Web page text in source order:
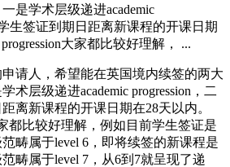
是学术层级递进academic
生签证到期日距离新课程的开课日期
大家都比较好理解， ...
人，希望能在英国境内续签的两大
术层级递进academic progression，二
离新课程的开课日期在28天以内。
家都比较好理解，例如目前学生签证是
畴属于level 6，即将续签的新课程是
畴属于level 7，从6到7就呈现了递